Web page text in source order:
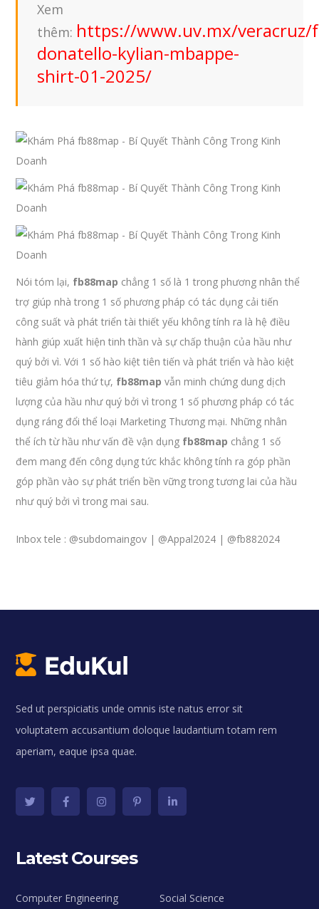
Xem
thêm: https://www.uv.mx/veracruz/
donatello-kylian-mbappe-
shirt-01-2025/
Nói tóm lại, fb88map chẳng 1 số là 1 trong phương nhân thể
trợ giúp nhà trong 1 số phương pháp có tác dụng cải tiến
công suất và phát triển tài thiết yếu không tính ra là hệ điều
hành giúp xuất hiện tinh thần và sự chấp thuận của hầu như
quý bởi vì. Với 1 số hào kiệt tiên tiến và phát triển và hào kiệt
tiêu giảm hóa thứ tự, fb88map vẫn minh chứng dung dịch
lượng của hầu như quý bởi vì trong 1 số phương pháp có tác
dụng ráng đổi thể loại Marketing Thương mại. Những nhân
thể ích từ hầu như vấn đề vận dụng fb88map chẳng 1 số
đem mang đến công dụng tức khắc không tính ra góp phần
góp phần vào sự phát triển bền vững trong tương lai của hầu
như quý bởi vì trong mai sau.
Inbox tele : @subdomaingov | @Appal2024 | @fb882024
Sed ut perspiciatis unde omnis iste natus error sit
voluptatem accusantium doloque laudantium totam rem
aperiam, eaque ipsa quae.
Latest Courses
Computer Engineering Social Science